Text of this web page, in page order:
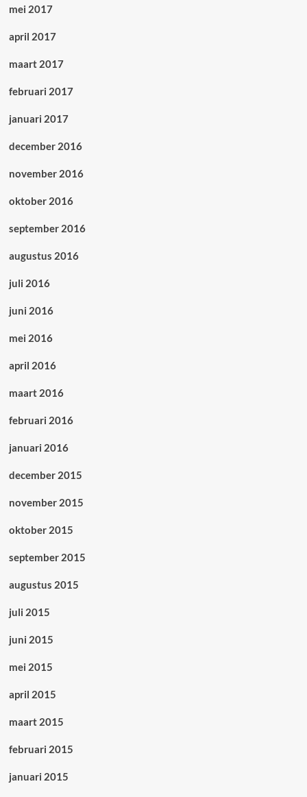
mei 2017
april 2017
maart 2017
februari 2017
januari 2017
december 2016
november 2016
oktober 2016
september 2016
augustus 2016
juli 2016
juni 2016
mei 2016
april 2016
maart 2016
februari 2016
januari 2016
december 2015
november 2015
oktober 2015
september 2015
augustus 2015
juli 2015
juni 2015
mei 2015
april 2015
maart 2015
februari 2015
januari 2015